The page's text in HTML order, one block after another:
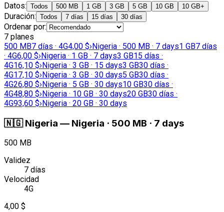
Datos: Todos 500 MB 1 GB 3 GB 5 GB 10 GB 10 GB+
Duración: Todos 7 días 15 días 30 días
Ordenar por:
7 planes
500 MB7 días · 4G4,00 $›Nigeria · 500 MB · 7 days1 GB7 días
· 4G6,00 $›Nigeria · 1 GB · 7 days3 GB15 días ·
4G16,10 $›Nigeria · 3 GB · 15 days3 GB30 días ·
4G17,10 $›Nigeria · 3 GB · 30 days5 GB30 días ·
4G26,80 $›Nigeria · 5 GB · 30 days10 GB30 días ·
4G48,80 $›Nigeria · 10 GB · 30 days20 GB30 días ·
4G93,60 $›Nigeria · 20 GB · 30 days
🇳🇬 Nigeria — Nigeria · 500 MB · 7 days
500 MB
Validez
7 días
Velocidad
4G
4,00 $